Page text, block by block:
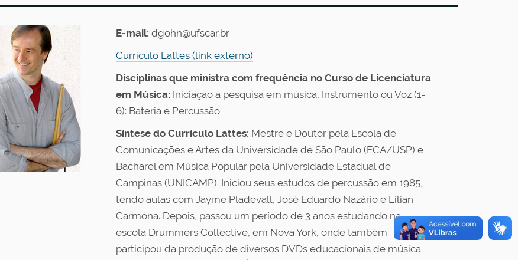
E-mail: dgohn@ufscar.br
Currículo Lattes (link externo)
Disciplinas que ministra com frequência no Curso de Licenciatura
em Música: Iniciação à pesquisa em música, Instrumento ou Voz (1-
6): Bateria e Percussão
Síntese do Currículo Lattes: Mestre e Doutor pela Escola de
Comunicações e Artes da Universidade de São Paulo (ECA/USP) e
Bacharel em Música Popular pela Universidade Estadual de
Campinas (UNICAMP). Iniciou seus estudos de percussão em 1985,
tendo aulas com Jayme Pladevall, José Eduardo Nazário e Lilian
Carmona. Depois, passou um período de 3 anos estudando na
escola Drummers Collective, em Nova York, onde também
participou da produção de diversos DVDs educacionais de música